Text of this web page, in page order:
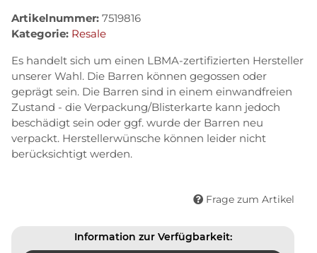
Artikelnummer: 7519816
Kategorie: Resale
Es handelt sich um einen LBMA-zertifizierten Hersteller
unserer Wahl. Die Barren können gegossen oder
geprägt sein. Die Barren sind in einem einwandfreien
Zustand - die Verpackung/Blisterkarte kann jedoch
beschädigt sein oder ggf. wurde der Barren neu
verpackt. Herstellerwünsche können leider nicht
berücksichtigt werden.
Frage zum Artikel
Information zur Verfügbarkeit: